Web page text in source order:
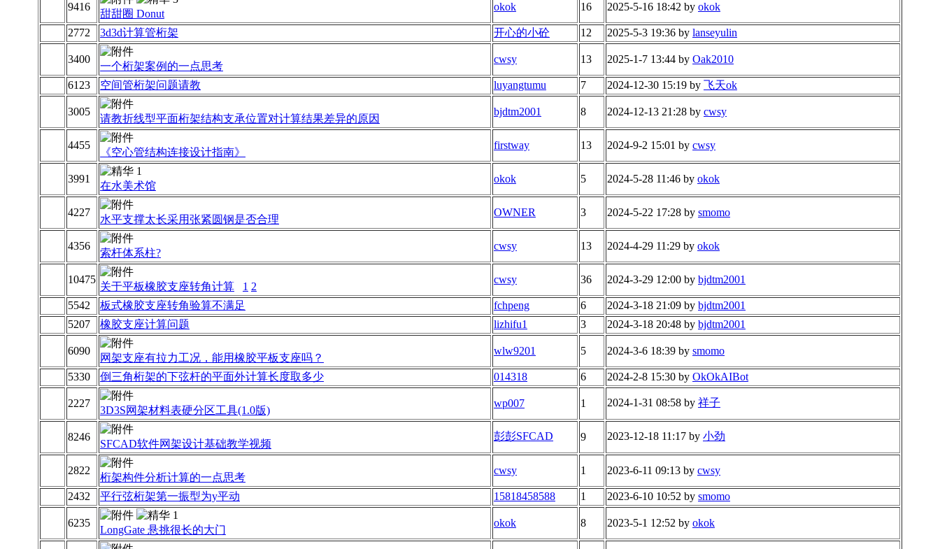
9416
甜甜圈 Donut
okok 16 2025-5-16 18:42 by okok
2772 3d3d计算管桁架 开心的小砼 12 2025-5-3 19:36 by lanseyulin
3400
一个桁架案例的一点思考
cwsy 13 2025-1-7 13:44 by Oak2010
6123 空间管桁架问题请教 luyangtumu 7 2024-12-30 15:19 by 飞天ok
3005
请教折线型平面桁架结构支承位置对计算结果差异的原因
bjdtm2001 8 2024-12-13 21:28 by cwsy
4455
《空心管结构连接设计指南》
firstway 13 2024-9-2 15:01 by cwsy
3991
在水美术馆
okok 5 2024-5-28 11:46 by okok
4227
水平支撑太长采用张紧圆钢是否合理
OWNER 3 2024-5-22 17:28 by smomo
4356
索杆体系柱?
cwsy 13 2024-4-29 11:29 by okok
10475
关于平板橡胶支座转角计算 1 2
cwsy 36 2024-3-29 12:00 by bjdtm2001
5542 板式橡胶支座转角验算不满足 fchpeng 6 2024-3-18 21:09 by bjdtm2001
5207
橡胶支座计算问题 lizhifu1 3 2024-3-18 20:48 by bjdtm2001
6090
网架支座有拉力工况，能用橡胶平板支座吗？
wlw9201 5 2024-3-6 18:39 by smomo
5330 倒三角桁架的下弦杆的平面外计算长度取多少 014318 6 2024-2-8 15:30 by OkOkAIBot
2227
3D3S网架材料表硬分区工具(1.0版)
wp007 1 2024-1-31 08:58 by 祥子
8246
SFCAD软件网架设计基础教学视频
彭彭SFCAD 9 2023-12-18 11:17 by 小劲
2822
桁架构件分析计算的一点思考
cwsy 1 2023-6-11 09:13 by cwsy
2432 平行弦桁架第一振型为y平动 15818458588 1 2023-6-10 10:52 by smomo
6235
LongGate 悬挑很长的大门
okok 8 2023-5-1 12:52 by okok